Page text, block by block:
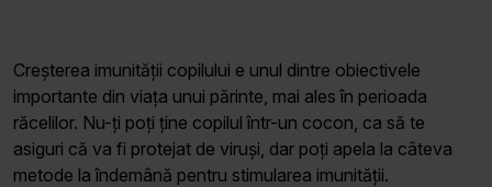
Creșterea imunității copilului e unul dintre obiectivele
importante din viața unui părinte, mai ales în perioada
răcelilor. Nu-ți poți ține copilul într-un cocon, ca să te
asiguri că va fi protejat de viruși, dar poți apela la câteva
metode la îndemână pentru stimularea imunității.